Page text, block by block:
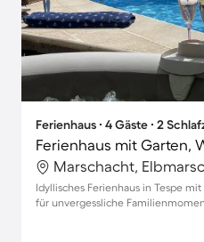
Ferienhaus ∙ 4 Gäste ∙ 2
Marschacht,
Idyllisches Ferienhaus in Tespe
für unvergessliche